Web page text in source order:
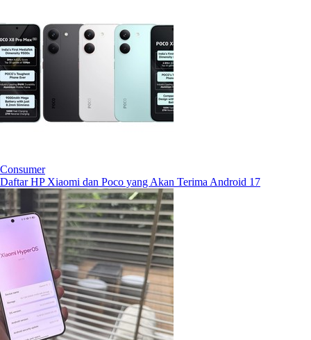
Consumer
Daftar HP Xiaomi dan Poco yang Akan Terima Android 17